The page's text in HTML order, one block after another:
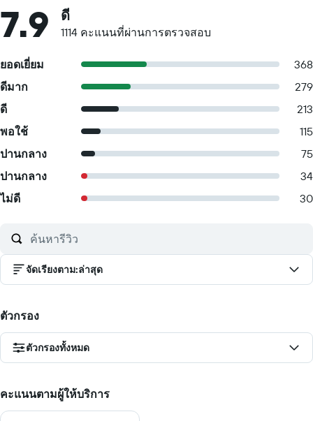
7.9 ดี
1114 คะแนนที่ผ่านการตรวจสอบ
ยอดเยี่ยม
368
ดีมาก
279
ดี
213
พอใช้
115
ปานกลาง
75
ปานกลาง
34
ไม่ดี
30
จัดเรียงตาม:ล่าสุด
ตัวกรอง
ตัวกรองทั้งหมด
คะแนนตามผู้ให้บริการ